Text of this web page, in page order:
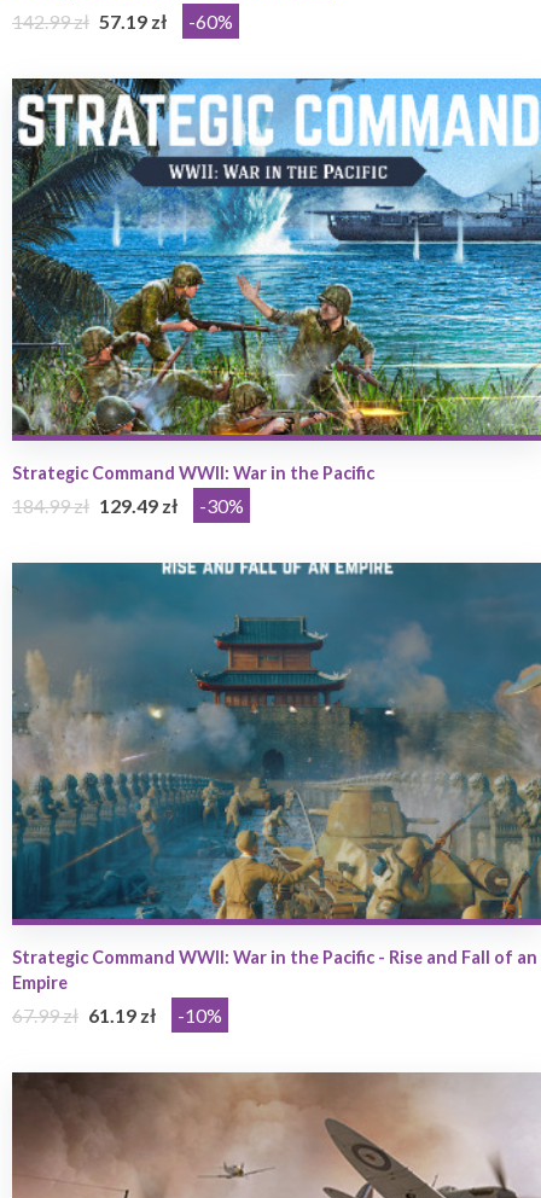
142.99 zł 57.19 zł -60%
Strategic Command WWII: War in the Pacific
184.99 zł 129.49 zł -30%
Strategic Command WWII: War in the Pacific - Rise and Fall of an
Empire
67.99 zł 61.19 zł -10%